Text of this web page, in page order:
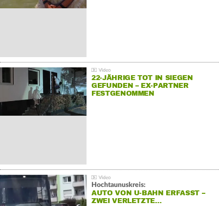
22-JÄHRIGE TOT IN SIEGEN
GEFUNDEN – EX-PARTNER
FESTGENOMMEN
Hochtaunuskreis:
AUTO VON U-BAHN ERFASST –
ZWEI VERLETZTE…